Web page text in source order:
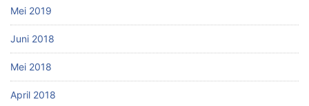
Mei 2019
Juni 2018
Mei 2018
April 2018